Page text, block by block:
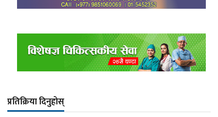
प्रतिक्रिया दिनुहोस्